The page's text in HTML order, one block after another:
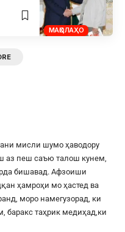
МАҚОЛАҲО
мисли шумо ҳаводору
аз пеш саъю талош кунем,
бишавад. Афзоиши
ҳамроҳи мо ҳастед ва
моро намегузорад, ки
баракс таҳрик медиҳад,ки